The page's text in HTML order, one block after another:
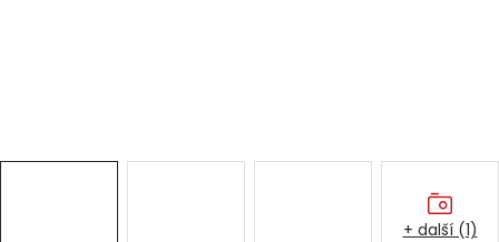
+ další (1)